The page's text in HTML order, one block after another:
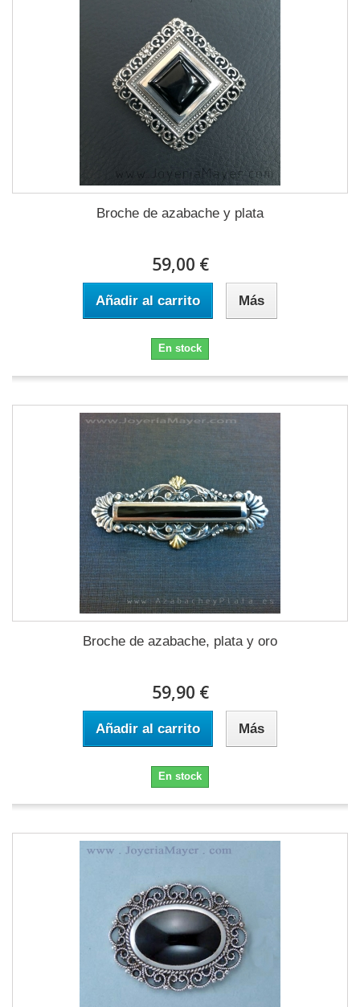
Broche de azabache y plata
59,00 €
Añadir al carrito Más
En stock
Broche de azabache, plata y oro
59,90 €
Añadir al carrito Más
En stock